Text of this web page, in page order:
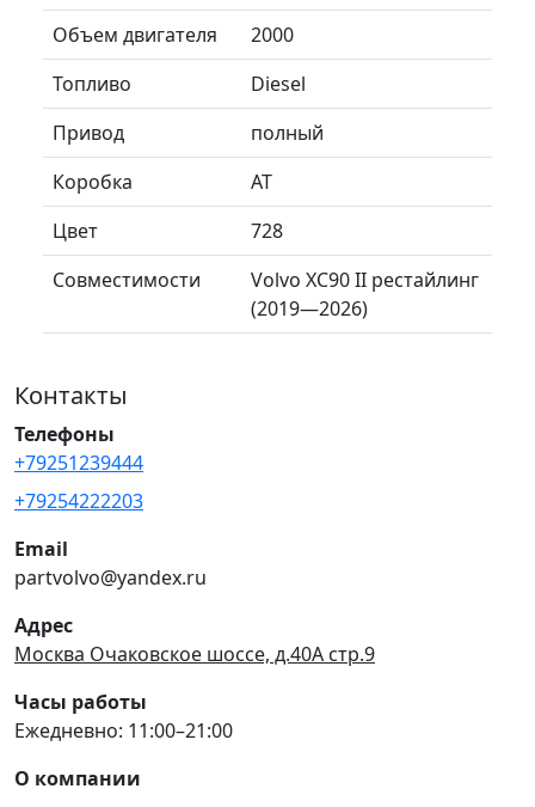
Объем двигателя
2000
Топливо
Diesel
Привод
полный
Коробка
AT
Цвет
728
Совместимости
Volvo XC90 II рестайлинг
(2019—2026)
Контакты
Телефоны
+79251239444
+79254222203
Email
partvolvo@yandex.ru
Адрес
Москва Очаковское шоссе, д.40А стр.9
Часы работы
Ежедневно: 11:00–21:00
О компании